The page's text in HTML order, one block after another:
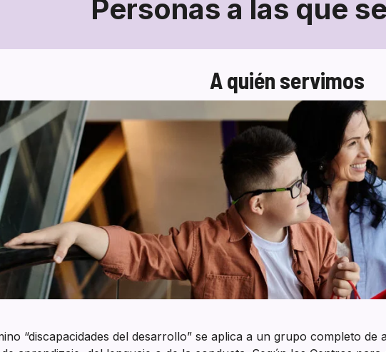
Personas a las que
Personas
a
las
que
servimos
A quién servimos
“discapacidades del desarrollo” se aplica a un grupo completo